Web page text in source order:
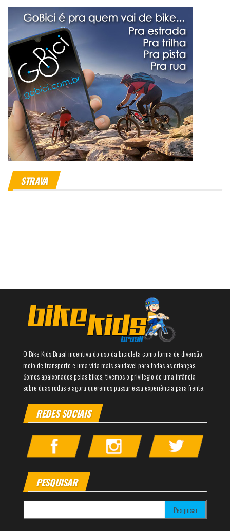
STRAVA
O Bike Kids Brasil incentiva do uso da bicicleta como forma de diversão,
meio de transporte e uma vida mais saudável para todas as crianças.
Somos apaixonados pelas bikes, tivemos o privilégio de uma infância
sobre duas rodas e agora queremos passar essa experiência para frente.
REDES SOCIAIS
PESQUISAR